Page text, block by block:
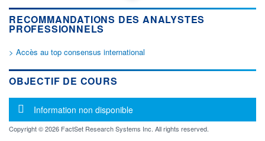
DONNÉES TEMPS DIFFÉRÉ
Politique d'exécution
Cotation sur les autres places
OUVERTURE CLÔTURE VEILLE
0,0000
14
VALORISATION
RECOMMANDATIONS DES ANALYSTES
PROFESSIONNELS
> Accès au top consensus international
OBJECTIF DE COURS
Message d'information
Information non disponible
Copyright © 2026 FactSet Research Systems Inc. All rights reserved.